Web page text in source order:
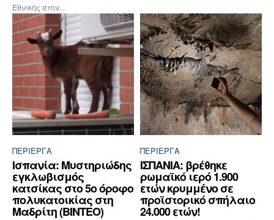
Εθνικής στην...
ΠΕΡΊΕΡΓΑ
Ισπανία: Μυστηριώδης
εγκλωβισμός
κατσίκας στο 5ο όροφο
πολυκατοικίας στη
Μαδρίτη (ΒΙΝΤΕΟ)
ΠΕΡΊΕΡΓΑ
ΙΣΠΑΝΙΑ: βρέθηκε
ρωμαϊκό ιερό 1.900
ετών κρυμμένο σε
προϊστορικό σπήλαιο
24.000 ετών!